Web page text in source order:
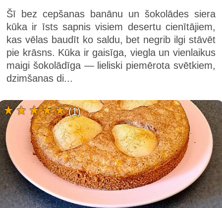
Šī bez cepšanas banānu un šokolādes siera
kūka ir īsts sapnis visiem desertu cienītājiem,
kas vēlas baudīt ko saldu, bet negrib ilgi stāvēt
pie krāsns. Kūka ir gaisīga, viegla un vienlaikus
maigi šokolādīga — lieliski piemērota svētkiem,
dzimšanas di...
(1)